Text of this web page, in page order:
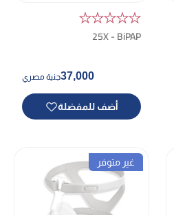
★★★★★
25X - BiPAP
جنية مصري37,000
أضف للمفضلة
غير متوفر